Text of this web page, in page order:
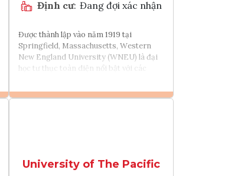
Định cư: Đang đợi xác nhận
Được thành lập vào năm 1919 tại
Springfield, Massachusetts, Western
New England University (WNEU) là đại
học tư thục toàn diện nổi bật với các
nhân đến sau đại học và tiến sĩ.
University of The Pacific